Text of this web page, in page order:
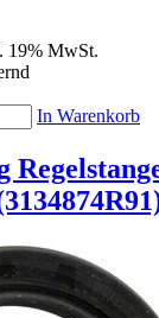
19% MwSt.
In Warenkorb